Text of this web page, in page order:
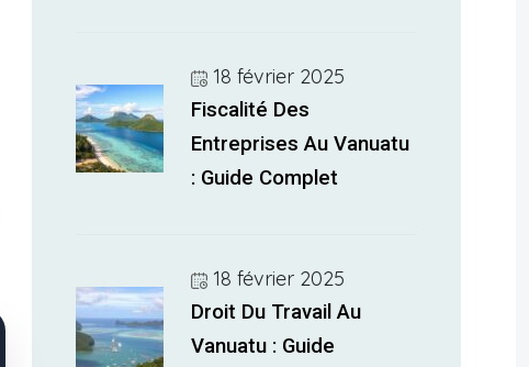
18 février 2025
Fiscalité Des
Entreprises Au Vanuatu
: Guide Complet
18 février 2025
Droit Du Travail Au
Vanuatu : Guide